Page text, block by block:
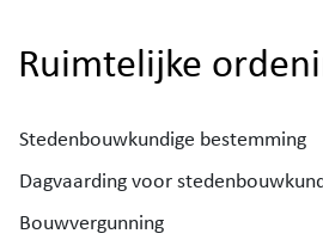
Ruimtelijke
Stedenbouwkundige bestemming
Dagvaarding voor
Bouwvergunning